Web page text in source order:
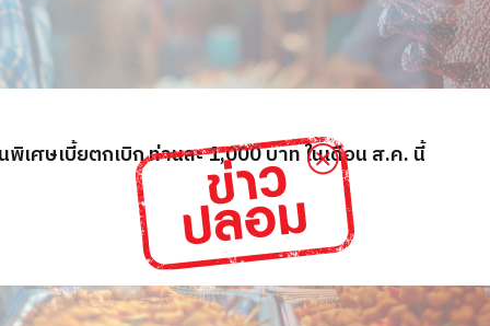
เศษเบี้ยตกเบิก ท่านละ 1,000 บาท ในเดือน ส.ค. นี้